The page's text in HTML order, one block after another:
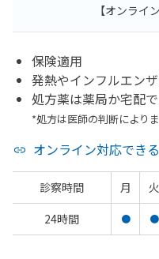
【オンライ
保険適用
発熱やインフルエン
処方薬は薬局か宅配
*処方は医師の判断により
オンライン対応でき
診察時間 月 火
24時間
● ●